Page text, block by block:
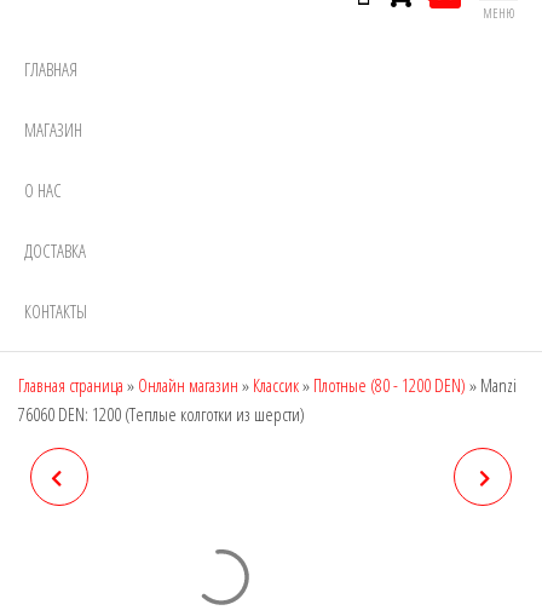
МЕНЮ
ГЛАВНАЯ
МАГАЗИН
О НАС
ДОСТАВКА
КОНТАКТЫ
Главная страница » Онлайн магазин » Классик» Плотные (80 - 1200 DEN) » Manzi
76060 DEN: 1200 (Теплые колготки из шерсти)
НАЧЕСОМ, КАШЕМИР)